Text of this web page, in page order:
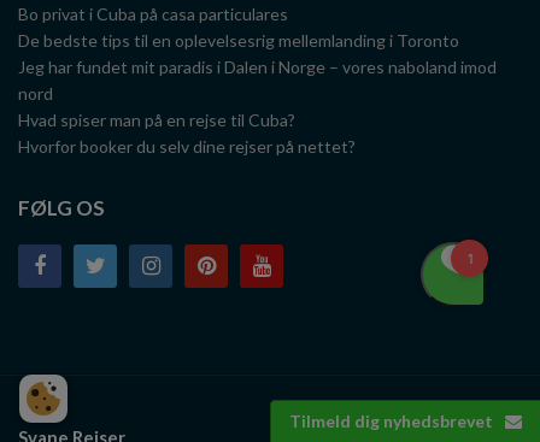
Bo privat i Cuba på casa particulares
De bedste tips til en oplevelsesrig mellemlanding i Toronto
Jeg har fundet mit paradis i Dalen i Norge – vores naboland imod
nord
Hvad spiser man på en rejse til Cuba?
Hvorfor booker du selv dine rejser på nettet?
FØLG OS
Tilmeld dig nyhedsbrevet